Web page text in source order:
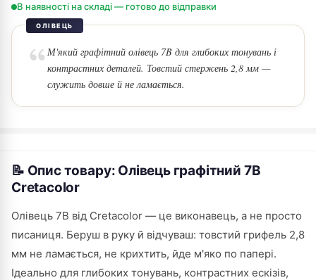
В наявності на складі — готово до відправки
ОЛІВЕЦЬ
М'який графітний олівець 7B для глибоких тонувань і
контрастних деталей. Товстий стержень 2,8 мм —
служить довше й не ламається.
📝 Опис товару: Олівець графітний 7B
Cretacolor
Олівець 7B від Cretacolor — це виконавець, а не просто
писаниця. Беруш в руку й відчуваш: товстий грифель 2,8
мм не ламається, не крихтить, йде м'яко по папері.
Ідеально для глибоких тонувань, контрастних ескізів,